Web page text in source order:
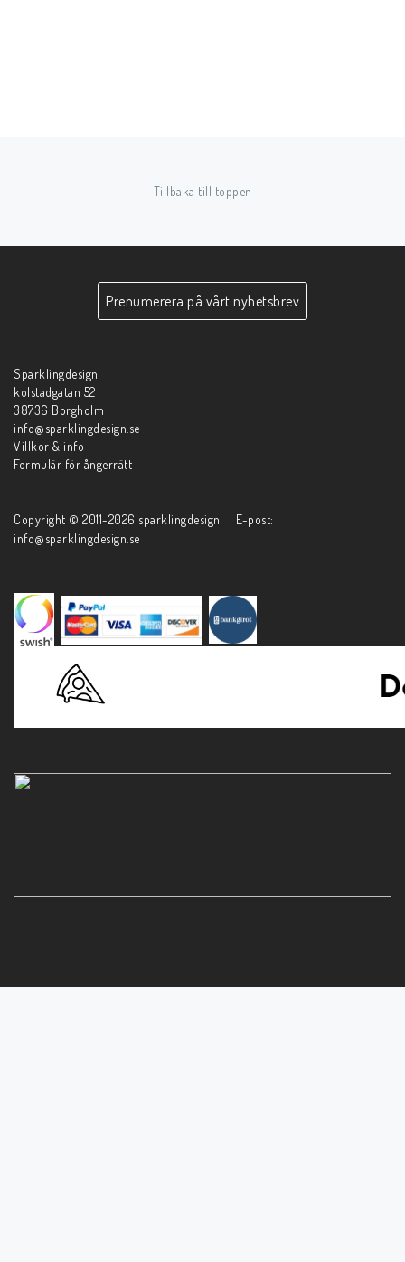
Tillbaka till toppen
Prenumerera på vårt nyhetsbrev
Sparklingdesign
kolstadgatan 52
38736 Borgholm
info@sparklingdesign.se
Villkor & info
Formulär för ångerrätt
Copyright © 2011-2026 sparklingdesign E-post:
info@sparklingdesign.se